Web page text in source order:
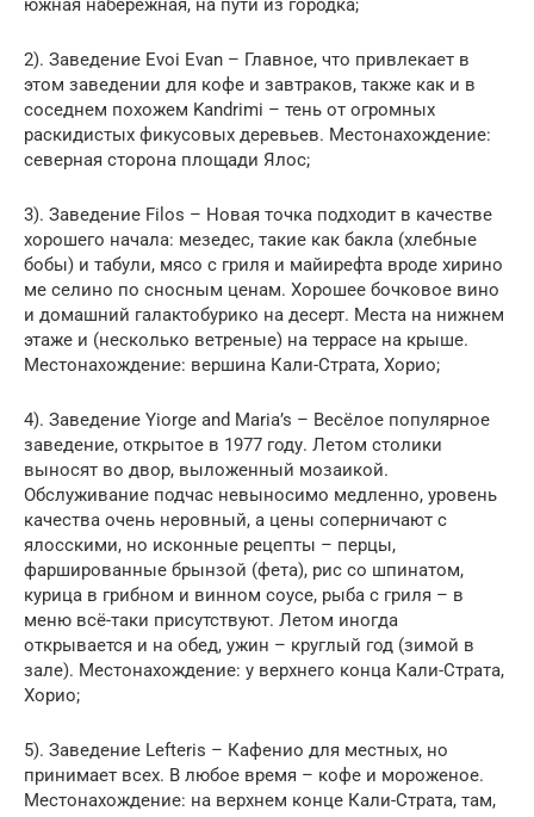
южная набережная, на пути из городка;
2). Заведение Evoi Evan – Главное, что привлекает в
этом заведении для кофе и завтраков, также как и в
соседнем похожем Kandrimi – тень от огромных
раскидистых фикусовых деревьев. Местонахождение:
северная сторона площади Ялос;
3). Заведение Filos – Новая точка подходит в качестве
хорошего начала: мезедес, такие как бакла (хлебные
бобы) и табули, мясо с гриля и майирефта вроде хирино
ме селино по сносным ценам. Хорошее бочковое вино
и домашний галактобурико на десерт. Места на нижнем
этаже и (несколько ветреные) на террасе на крыше.
Местонахождение: вершина Кали-Страта, Хорио;
4). Заведение Yiorge and Maria’s – Весёлое популярное
заведение, открытое в 1977 году. Летом столики
выносят во двор, выложенный мозаикой.
Обслуживание подчас невыносимо медленно, уровень
качества очень неровный, а цены соперничают с
ялосскими, но исконные рецепты – перцы,
фаршированные брынзой (фета), рис со шпинатом,
курица в грибном и винном соусе, рыба с гриля – в
меню всё-таки присутствуют. Летом иногда
открывается и на обед, ужин – круглый год (зимой в
зале). Местонахождение: у верхнего конца Кали-Страта,
Хорио;
5). Заведение Lefteris – Кафенио для местных, но
принимает всех. В любое время – кофе и мороженое.
Местонахождение: на верхнем конце Кали-Страта, там,